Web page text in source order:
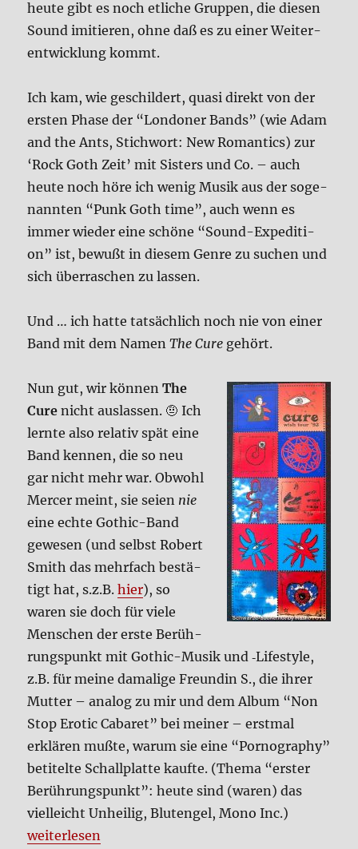
heu­te gibt es noch etli­che Grup­pen, die die­sen
Sound imi­tie­ren, ohne daß es zu einer Wei­ter­
ent­wick­lung kommt.
Ich kam, wie geschil­dert, qua­si direkt von der
ersten Pha­se der “Lon­do­ner Bands” (wie Adam
and the Ants, Stich­wort: New Roman­tics) zur
‘Rock Goth Zeit’ mit Sisters und Co. – auch
heu­te noch höre ich wenig Musik aus der soge­
nann­ten “Punk Goth time”, auch wenn es
immer wie­der eine schö­ne “Sound-Expe­di­ti­
on” ist, bewußt in die­sem Gen­re zu suchen und
sich über­ra­schen zu las­sen.
Und … ich hat­te tat­säch­lich noch nie von einer
Band mit dem NamenThe Cure gehört.
Nun gut, wir kön­nenThe
Cure nicht aus­las­sen. 🤨 Ich
lern­te also rela­tiv spät eine
Band ken­nen, die so neu
gar nicht mehr war. Obwohl
Mer­cer meint, sie sei­en nie
eine ech­te Gothic-Band
gewe­sen (und selbst Robert
Smith das mehr­fach bestä­
tigt hat, s.z.B.hier), so
waren sie doch für vie­le
Men­schen der erste Berüh­
rungs­punkt mit Gothic-Musik und ‑Life­style,
z.B. für mei­ne dama­li­ge Freun­din S., die ihrer
Mut­ter – ana­log zu mir und dem Album “Non
Stop Ero­tic Caba­ret” bei mei­ner – erst­mal
erklä­ren muß­te, war­um sie eine “Por­no­gra­phy”
beti­tel­te Schall­plat­te kauf­te. (The­ma “erster
Berüh­rungs­punkt”: heu­te sind (waren) das
viel­leicht Unhei­lig, Blut­engel, Mono Inc.)
„Per­sön­li­che Musik­ge­schich­te, Teil 2“
wei­ter­le­sen